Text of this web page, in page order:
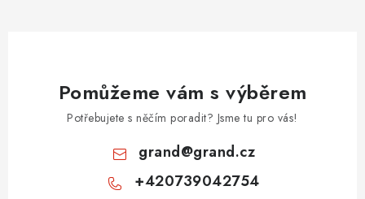
Pomůžeme vám s výběrem
Potřebujete s něčím poradit? Jsme tu pro vás!
grand@grand.cz
+420739042754